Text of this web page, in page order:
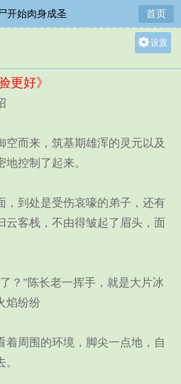
开始肉身成圣 首页
设置
更好》
而来，筑基期雄浑的灵元以及
控制了起来。
到处是受伤哀嚎的弟子，还有
云客栈，不由得皱起了眉头，面
”陈长老一挥手，就是大片冰
焰纷纷
周围的环境，脚尖一点地，自